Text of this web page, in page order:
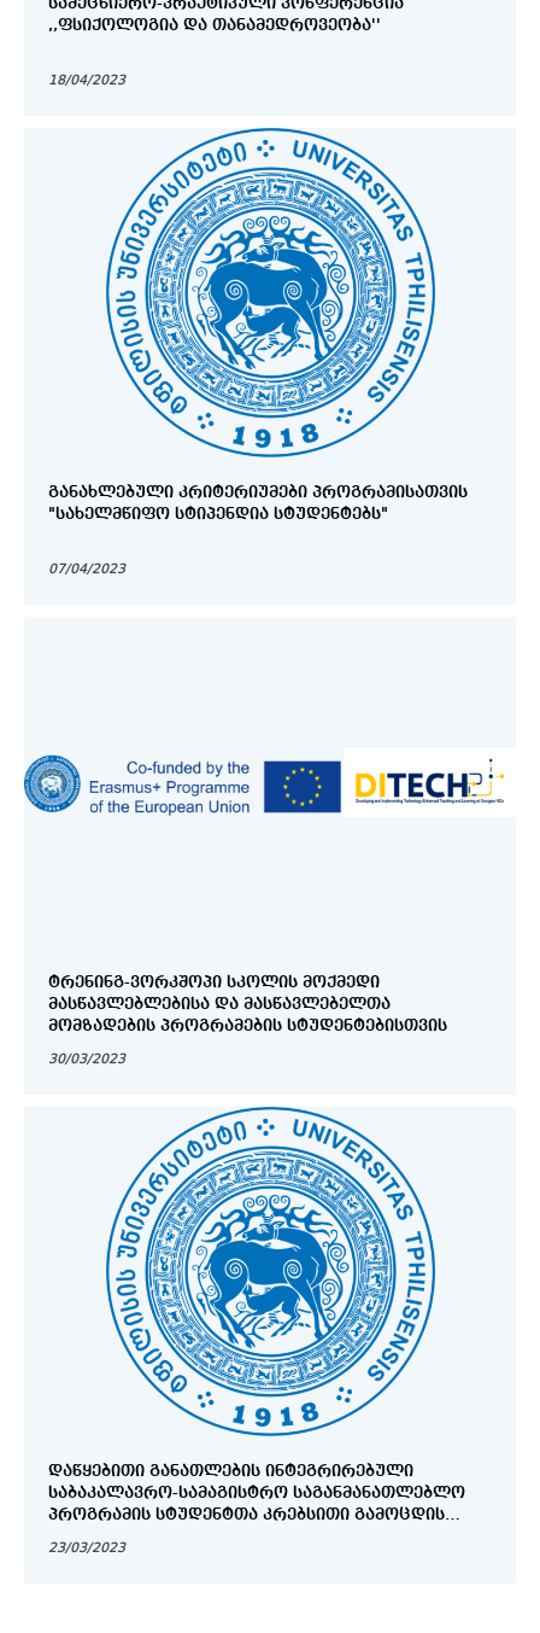
ᲡᲐᲛᲔᲪᲜᲘᲔᲠᲝ-ᲞᲠᲐᲥᲢᲘᲙᲣᲚᲘ ᲙᲝᲜᲤᲔᲠᲔᲜᲪᲘᲐ
,,ᲤᲡᲘᲥᲝᲚᲝᲒᲘᲐ ᲓᲐ ᲗᲐᲜᲐᲛᲔᲓᲠᲝᲕᲔᲝᲑᲐ''
18/04/2023
ᲒᲐᲜᲐᲮᲚᲔᲑᲣᲚᲘ ᲙᲠᲘᲢᲔᲠᲘᲣᲛᲔᲑᲘ ᲞᲠᲝᲒᲠᲐᲛᲘᲡᲐᲗᲕᲘᲡ
"ᲡᲐᲮᲔᲚᲛᲬᲘᲤᲝ ᲡᲢᲘᲞᲔᲜᲓᲘᲐ ᲡᲢᲣᲓᲔᲜᲢᲔᲑᲡ"
07/04/2023
ᲢᲠᲔᲜᲘᲜᲒ-ᲕᲝᲠᲙᲨᲝᲞᲘ ᲡᲙᲝᲚᲘᲡ ᲛᲝᲥᲛᲔᲓᲘ
ᲛᲐᲡᲬᲐᲕᲚᲔᲑᲚᲔᲑᲘᲡᲐ ᲓᲐ ᲛᲐᲡᲬᲐᲕᲚᲔᲑᲔᲚᲗᲐ
ᲛᲝᲛᲖᲐᲓᲔᲑᲘᲡ ᲞᲠᲝᲒᲠᲐᲛᲔᲑᲘᲡ ᲡᲢᲣᲓᲔᲜᲢᲔᲑᲘᲡᲗᲕᲘᲡ
30/03/2023
ᲓᲐᲬᲧᲔᲑᲘᲗᲘ ᲒᲐᲜᲐᲗᲚᲔᲑᲘᲡ ᲘᲜᲢᲔᲒᲠᲘᲠᲔᲑᲣᲚᲘ
ᲡᲐᲑᲐᲙᲐᲚᲐᲕᲠᲝ-ᲡᲐᲛᲐᲒᲘᲡᲢᲠᲝ ᲡᲐᲒᲐᲜᲛᲐᲜᲐᲗᲚᲔᲑᲚᲝ
ᲞᲠᲝᲒᲠᲐᲛᲘᲡ ᲡᲢᲣᲓᲔᲜᲢᲗᲐ ᲙᲠᲔᲑᲡᲘᲗᲘ ᲒᲐᲛᲝᲪᲓᲘᲡ
23/03/2023